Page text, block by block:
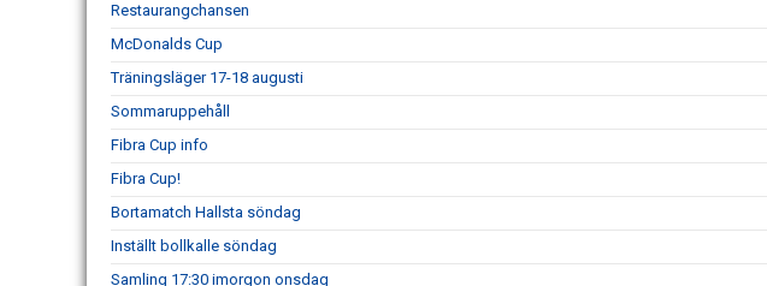
Restaurangchansen
McDonalds Cup
Träningsläger 17-18 augusti
Sommaruppehåll
Fibra Cup info
Fibra Cup!
Bortamatch Hallsta söndag
Inställt bollkalle söndag
Samling 17:30 imorgon onsdag